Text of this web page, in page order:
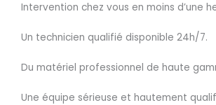
Intervention chez vous en moins d’une
Un technicien qualifié disponible 24h/7.
Du matériel professionnel de haute
Une équipe sérieuse et hautement